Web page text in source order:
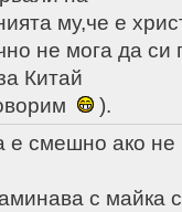
му,че е
не мога да си
Китай
).
смешно ако не
с майка